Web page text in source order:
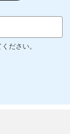
ださい。